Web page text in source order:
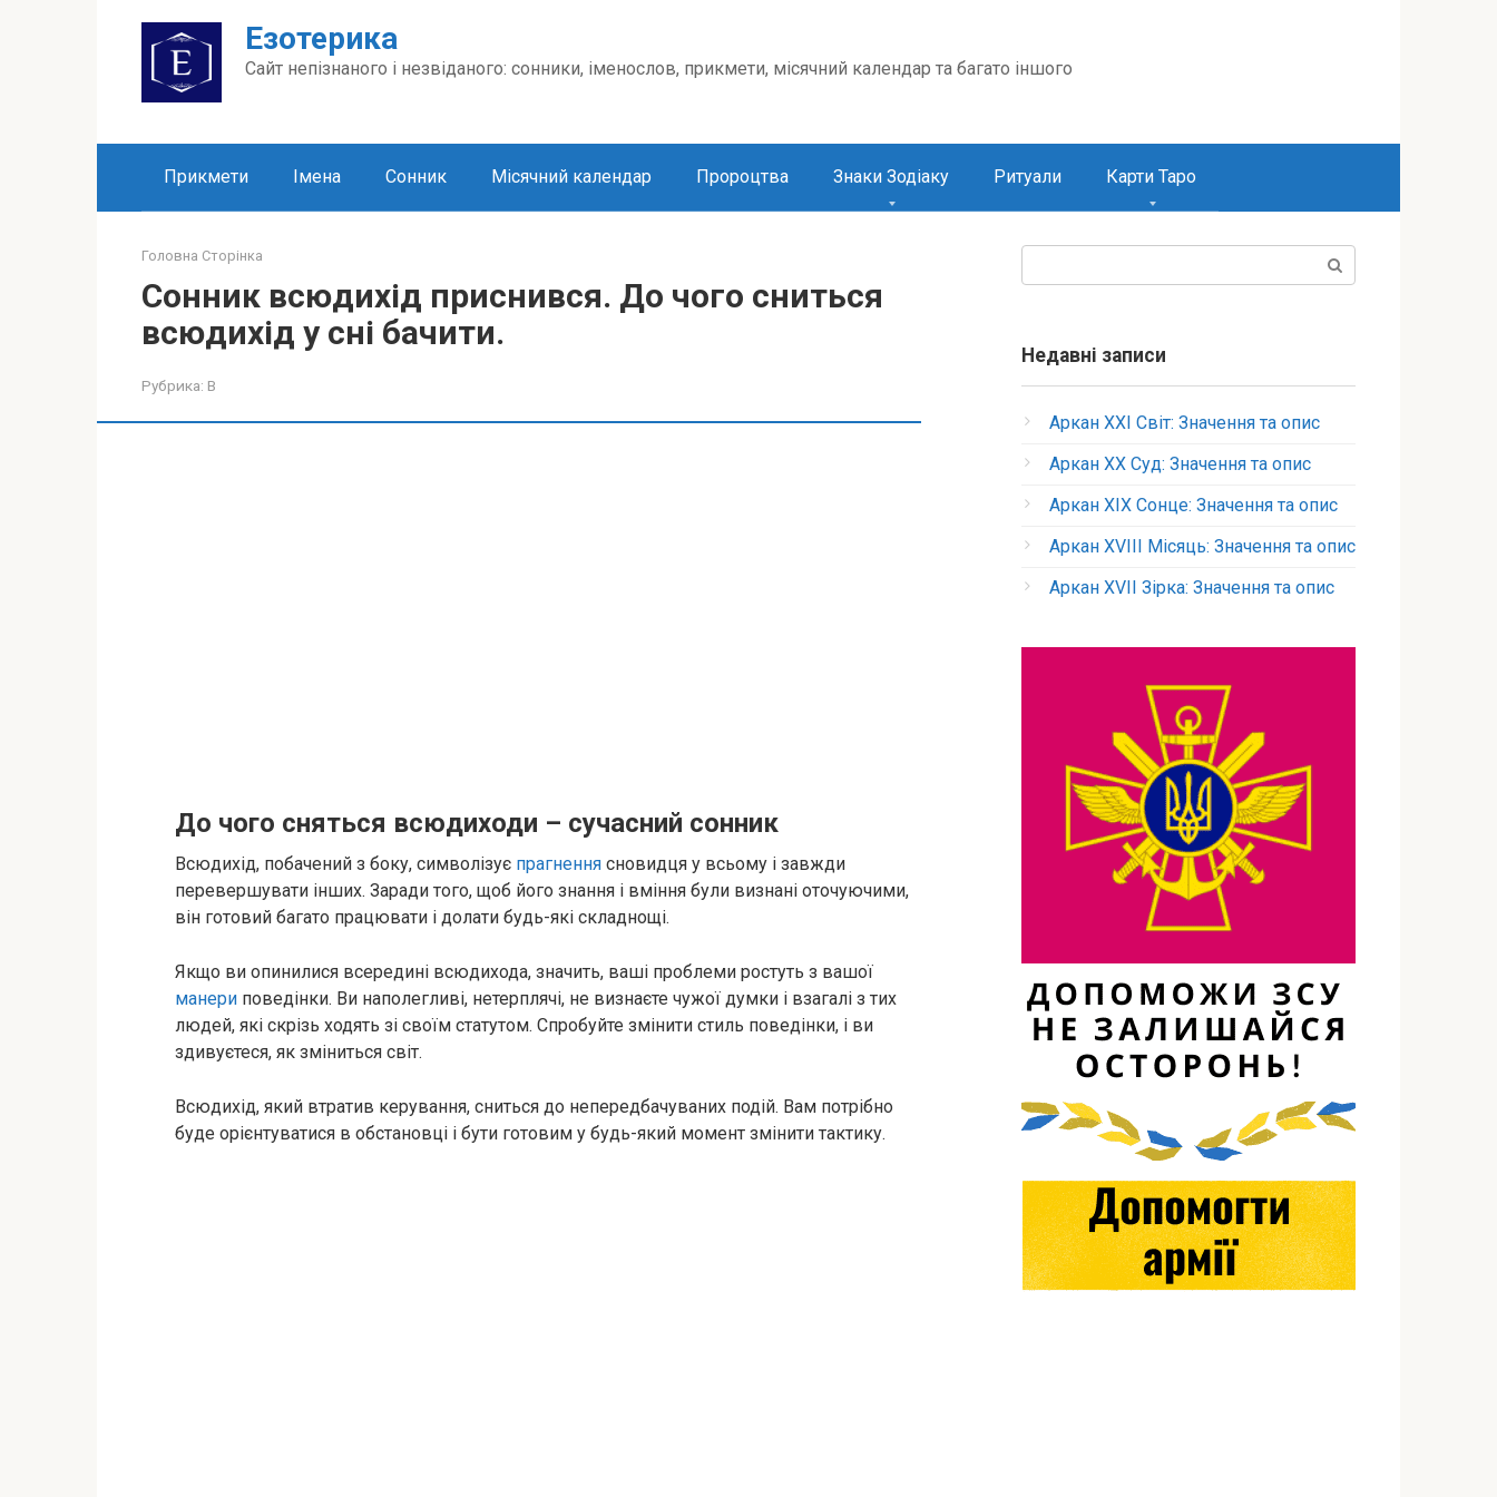
Езотерика
Сайт непізнаного і незвіданого: сонники, іменослов, прикмети, місячний календар та багато іншого
Прикмети Імена Сонник Місячний календар Пророцтва Знаки Зодіаку Ритуали Карти Таро
Головна Сторінка
Сонник всюдихід приснився. До чого сниться
всюдихід у сні бачити.
Рубрика: В
До чого сняться всюдиходи – сучасний сонник
Всюдихід, побачений з боку, символізує прагнення сновидця у всьому і завжди
перевершувати інших. Заради того, щоб його знання і вміння були визнані оточуючими,
він готовий багато працювати і долати будь-які складнощі.
Якщо ви опинилися всередині всюдихода, значить, ваші проблеми ростуть з вашої
манери поведінки. Ви наполегливі, нетерплячі, не визнаєте чужої думки і взагалі з тих
людей, які скрізь ходять зі своїм статутом. Спробуйте змінити стиль поведінки, і ви
здивуєтеся, як зміниться світ.
Всюдихід, який втратив керування, сниться до непередбачуваних подій. Вам потрібно
буде орієнтуватися в обстановці і бути готовим у будь-який момент змінити тактику.
Недавні записи
Аркан XXI Світ: Значення та опис
Аркан XX Суд: Значення та опис
Аркан XIX Сонце: Значення та опис
Аркан XVIII Місяць: Значення та опис
Аркан XVII Зірка: Значення та опис